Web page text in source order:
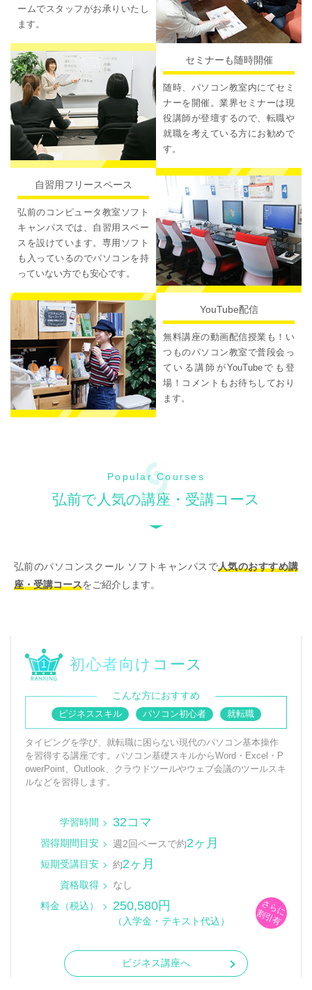
ームでスタッフがお承りいたし
ます。
セミナーも随時開催
随時、パソコン教室内にてセミ
ナーを開催。業界セミナーは現
役講師が登壇するので、転職や
就職を考えている方にお勧めで
す。
自習用フリースペース
弘前のコンピュータ教室ソフト
キャンパスでは、自習用スペー
スを設けています。専用ソフト
も入っているのでパソコンを持
っていない方でも安心です。
YouTube配信
無料講座の動画配信授業も！い
つものパソコン教室で普段会っ
ている講師がYouTubeでも登
場！コメントもお待ちしており
ます。
Popular Courses
弘前で人気の講座・受講コース
弘前のパソコンスクール ソフトキャンパスで人気のおすすめ講
座・受講コースをご紹介します。
1 初心者向けコース
こんな方におすすめ
ビジネススキル パソコン初心者 就転職
タイピングを学び、就転職に困らない現代のパソコン基本操作
を習得する講座です。パソコン基礎スキルからWord・Excel・P
owerPoint、Outlook、クラウドツールやウェブ会議のツールスキ
ルなどを習得します。
学習時間 32コマ
習得期間目安 週2回ペースで約2ヶ月
短期受講目安 約2ヶ月
資格取得
なし
料金（税込）
250,580円
（入学金・テキスト代込）
さらに
割引有
ビジネス講座へ